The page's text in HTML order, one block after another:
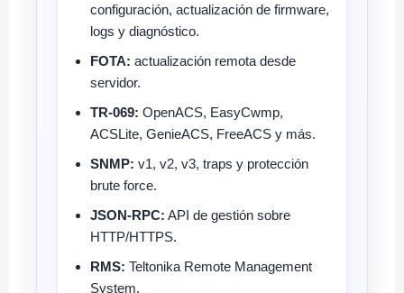
configuración, actualización de firmware,
logs y diagnóstico.
FOTA: actualización remota desde
servidor.
TR-069: OpenACS, EasyCwmp,
ACSLite, GenieACS, FreeACS y más.
SNMP: v1, v2, v3, traps y protección
brute force.
JSON-RPC: API de gestión sobre
HTTP/HTTPS.
RMS: Teltonika Remote Management
System.